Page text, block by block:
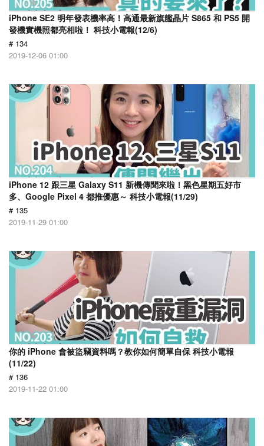
iPhone SE2 明年發表機率高！高通最新旗艦晶片 S865 和 PS5 開
發機實機照都亮相啦！ 科技小電報(12/6)
# 134
2019-12-06 01:00
iPhone 12 跟三星 Galaxy S11 新機傳聞來啦！黑色星期五好市
多、Google Pixel 4 都推優惠～ 科技小電報(11/29)
# 135
2019-11-29 01:00
你的 iPhone 會被盜竊資料嗎？教你如何簡單自保 科技小電報
(11/22)
# 136
2019-11-22 01:00